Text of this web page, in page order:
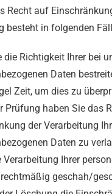
Recht auf
besteht in folgenden
die Richtigkeit Ihrer bei
Daten
Zeit, um dies zu
Prüfung haben Sie das
der Verarbeitung
Daten zu
Verarbeitung Ihrer
geschah/